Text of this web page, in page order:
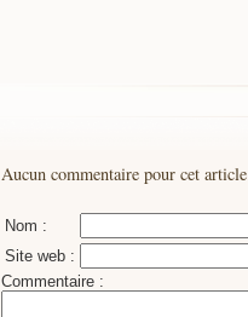
Aucun commentaire pour cet article
Nom :
Site web :
Commentaire :